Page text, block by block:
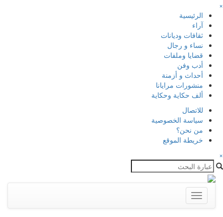
×
الرئيسية
آراء
ثقافات وديانات
نساء و رجال
قضايا وملفات
أدب وفن
أحداث و أزمنة
منشورات مرايانا
ألف حكاية وحكاية
للاتصال
سياسة الخصوصية
من نحن؟
خريطة الموقع
×
Toggle
navigation